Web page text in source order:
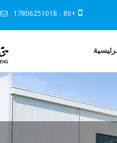

+86 - 17806251018
